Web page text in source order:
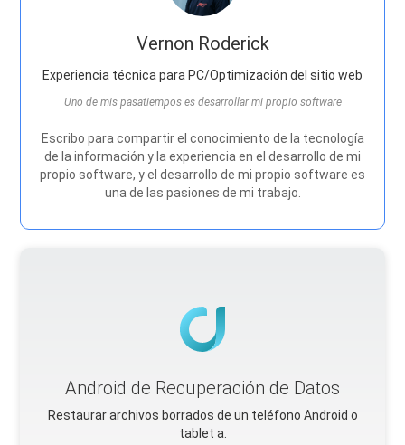
Vernon Roderick
Experiencia técnica para PC/Optimización del sitio web
Uno de mis pasatiempos es desarrollar mi propio software
Escribo para compartir el conocimiento de la tecnología
de la información y la experiencia en el desarrollo de mi
propio software, y el desarrollo de mi propio software es
una de las pasiones de mi trabajo.
Android de Recuperación de Datos
Restaurar archivos borrados de un teléfono Android o
tablet a.